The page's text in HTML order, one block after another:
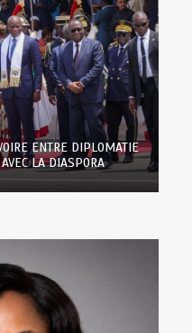
ENTRE DIPLOMATIE
LA DIASPORA